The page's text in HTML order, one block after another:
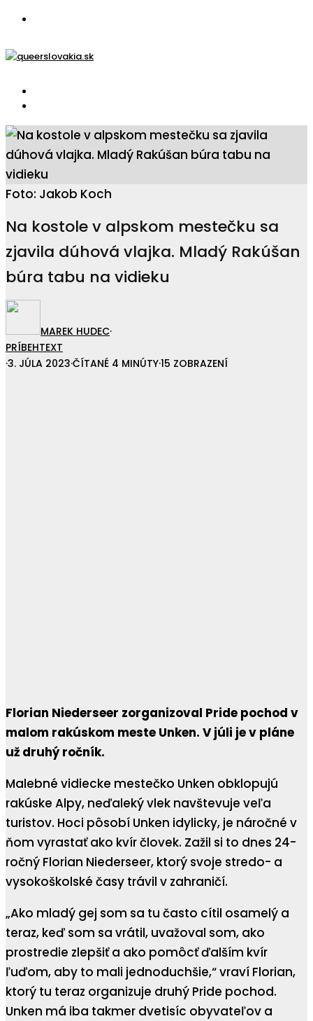
Foto: Jakob Koch
Na kostole v alpskom mestečku sa
zjavila dúhová vlajka. Mladý Rakúšan
búra tabu na vidieku
MAREK HUDEC·
PRÍBEHTEXT
·3. JÚLA 2023·ČÍTANÉ 4 MINÚTY·15 ZOBRAZENÍ
Florian Niederseer zorganizoval Pride pochod v
malom rakúskom meste Unken. V júli je v pláne
už druhý ročník.
Malebné vidiecke mestečko Unken obklopujú
rakúske Alpy, neďaleký vlek navštevuje veľa
turistov. Hoci pôsobí Unken idylicky, je náročné v
ňom vyrastať ako kvír človek. Zažil si to dnes 24-
ročný Florian Niederseer, ktorý svoje stredo- a
vysokoškolské časy trávil v zahraničí.
„Ako mladý gej som sa tu často cítil osamelý a
teraz, keď som sa vrátil, uvažoval som, ako
prostredie zlepšiť a ako pomôcť ďalším kvír
ľuďom, aby to mali jednoduchšie,“ vraví Florian,
ktorý tu teraz organizuje druhý Pride pochod.
Unken má iba takmer dvetisíc obyvateľov a